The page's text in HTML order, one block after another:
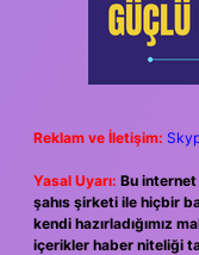
Reklam ve İletişim:
Yasal Uyarı: Bu
şahıs şirketi ile hiçbir
kendi hazırladığımız
içerikler haber niteliği